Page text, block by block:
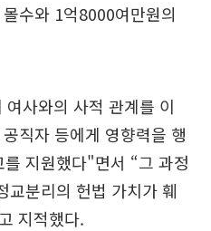
수와 1억8000여만원의
사와의 사적 관계를 이
직자 등에게 영향력을 행
지원했다"면서 “그 과정
교분리의 헌법 가치가 훼
지적했다.